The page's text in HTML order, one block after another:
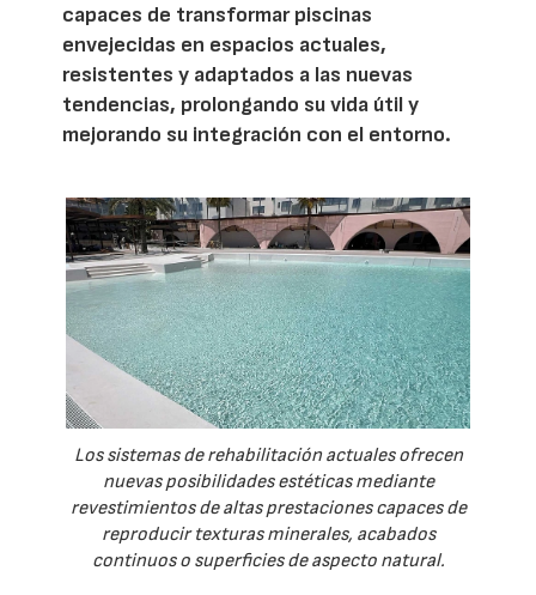
capaces de transformar piscinas
envejecidas en espacios actuales,
resistentes y adaptados a las nuevas
tendencias, prolongando su vida útil y
mejorando su integración con el entorno.
Los sistemas de rehabilitación actuales ofrecen
nuevas posibilidades estéticas mediante
revestimientos de altas prestaciones capaces de
reproducir texturas minerales, acabados
continuos o superficies de aspecto natural.